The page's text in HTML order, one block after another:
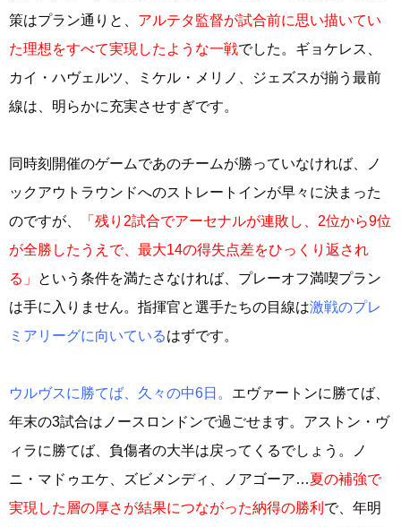
策はプラン通りと、 アルテタ監督が試合前に思い描いてい
た理想をすべて実現したような一戦でした。ギョケレス、
カイ・ハヴェルツ、ミケル・メリノ、ジェズスが揃う最前
線は、明らかに充実させすぎです。
同時刻開催のゲームであのチームが勝っていなければ、ノ
ックアウトラウンドへのストレートインが早々に決まった
のですが、
「残り2試合でアーセナルが連敗し、2位から9位
が全勝したうえで、最大14の得失点差をひっくり返され
る」
という条件を満たさなければ、プレーオフ満喫プラン
は手に入りません。指揮官と選手たちの目線は激戦のプレ
ミアリーグに向いているはずです。
ウルヴスに勝てば、久々の中6日。 エヴァートンに勝てば、
年末の3試合はノースロンドンで過ごせます。アストン・ヴ
ィラに勝てば、負傷者の大半は戻ってくるでしょう。ノ
ニ・マドゥエケ、ズビメンディ、ノアゴーア…夏の補強で
実現した層の厚さが結果につながった納得の勝利 で、年明